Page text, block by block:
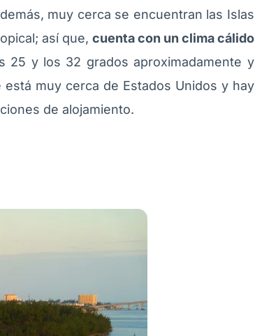
muy cerca se encuentran las Islas
así que, cuenta con un clima cálido
25 y los 32 grados aproximadamente y
muy cerca de Estados Unidos y hay
de alojamiento.